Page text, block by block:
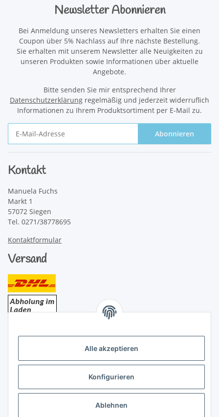
Alle akzeptieren
Konfigurieren
Ablehnen
Newsletter Abonnieren
Bei Anmeldung unseres Newsletters erhalten Sie einen
Coupon über 5% Nachlass auf Ihre nächste Bestellung.
Sie erhalten mit unserem Newsletter alle Neuigkeiten zu
unseren Produkten sowie Informationen über aktuelle
Angebote.
Bitte senden Sie mir entsprechend Ihrer
Datenschutzerklärung regelmäßig und jederzeit widerruflich
Informationen zu Ihrem Produktsortiment per E-Mail zu.
Abonnieren
Kontakt
Manuela Fuchs
Markt 1
57072 Siegen
Tel. 0271/38778695
Kontaktformular
Versand